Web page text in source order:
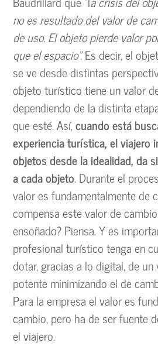
no es resultado del valor de
de uso. El objeto pierde valor
que el espacio”.Es decir, el
se ve desde distintas
objeto turístico tiene un valor
dependiendo de la distinta
que esté. Así,cuando está
experiencia turística, el viajero
objetos desde la idealidad, da
a cada objeto. Durante el
valor es fundamentalmente de
compensa este valor de
ensoñado? Piensa. Y es
profesional turístico tenga en
dotar, gracias a lo digital, de
potente minimizando el de
Para la empresa el valor es
cambio, pero ha de ser fuente
el viajero.